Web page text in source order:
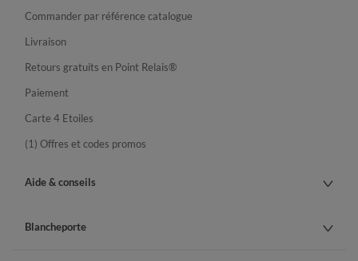
Commander par référence catalogue
Livraison
Retours gratuits en Point Relais®
Paiement
Carte 4 Etoiles
(1) Offres et codes promos
Aide & conseils
Blancheporte